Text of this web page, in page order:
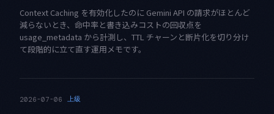
Context Caching を有効化したのに Gemini API の請求がほとんど
減らないとき、命中率と書き込みコストの回収点を
usage_metadata から計測し、TTL チャーンと断片化を切り分け
て段階的に立て直す運用メモです。
2026-07-06 上級